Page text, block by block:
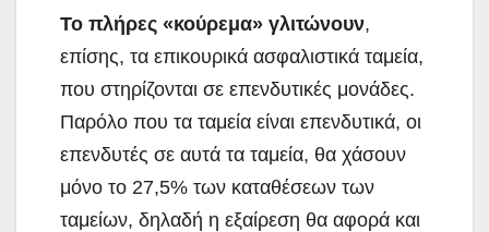
Το πλήρες «κούρεμα» γλιτώνουν,
επίσης, τα επικουρικά ασφαλιστικά ταμεία,
που στηρίζονται σε επενδυτικές μονάδες.
Παρόλο που τα ταμεία είναι επενδυτικά, οι
επενδυτές σε αυτά τα ταμεία, θα χάσουν
μόνο το 27,5% των καταθέσεων των
ταμείων, δηλαδή η εξαίρεση θα αφορά και